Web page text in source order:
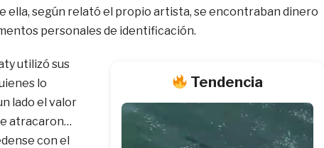
ella, según relató el propio artista, se encontraban dinero
personales de identificación.
Tendencia
utilizó sus
lo
lado el valor
atracaron…
con el